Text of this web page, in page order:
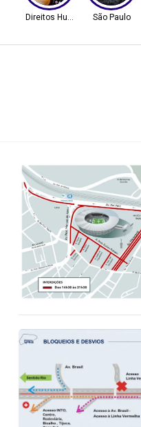
Direitos HumanosSão Paulo